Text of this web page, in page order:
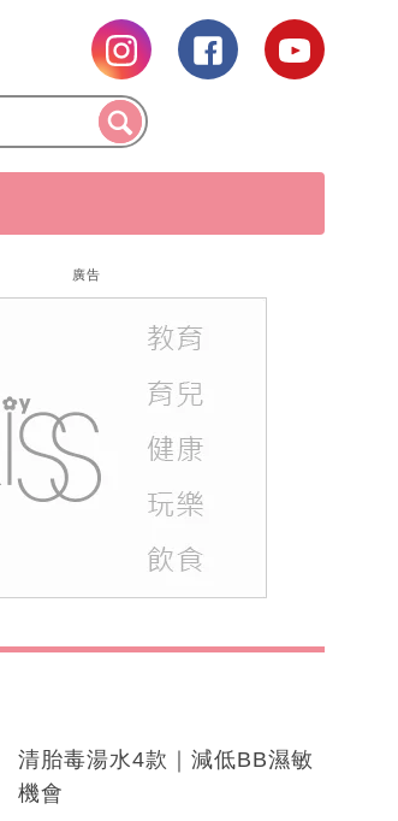
廣告
清胎毒湯水4款｜減低BB濕敏
機會